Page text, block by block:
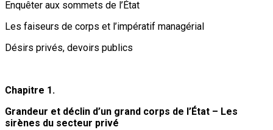
Enquêter aux sommets de l’État
Les faiseurs de corps et l’impératif managérial
Désirs privés, devoirs publics
Chapitre 1.
Grandeur et déclin d’un grand corps de l’État – Les
sirènes du secteur privé